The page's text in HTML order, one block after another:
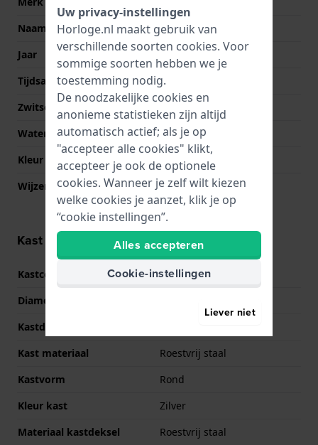
Naam
Modern Mesh
Jaar
2022 Lente/Zomer
Tijdsaanduiding
Analoog
Zwitsers fabricaat
Waterdichtheid
3 Bar (handen wassen)
Kleur wijzerplaat
Grijs
Wijzer kleuren (u,m,s)
Roségoud, Roségoud,
Roségoud
Kast informatie
Kastcode
CK.20.1.20.0075
Diameter
Kastdikte
Kast materiaal
Roestvrij staal
Kastvorm
Rond
Kleur kast
Zilver
Materiaal kastdeksel
Roestvrij staal
Uw privacy-instellingen
Horloge.nl maakt gebruik van
verschillende soorten cookies. Voor
sommige soorten hebben we je
toestemming nodig.
De noodzakelijke cookies en
anonieme statistieken zijn altijd
automatisch actief; als je op
"accepteer alle cookies" klikt,
accepteer je ook de optionele
cookies. Wanneer je zelf wilt kiezen
welke cookies je aanzet, klik je op
“cookie instellingen”.
Alles accepteren
Cookie-instellingen
Liever niet